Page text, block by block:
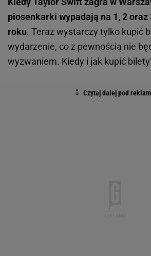
piosenkarki wypadają na 1, 2
roku. Teraz wystarczy tylko kupić
wydarzenie, co z pewnością nie
wyzwaniem. Kiedy i jak kupić